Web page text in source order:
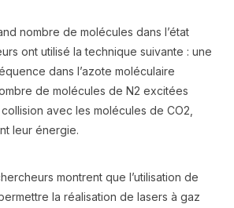
nombre de molécules dans l’état
ont utilisé la technique suivante : une
dans l’azote moléculaire
de molécules de N2 excitées
avec les molécules de CO2,
leur énergie.
montrent que l’utilisation de
la réalisation de lasers à gaz